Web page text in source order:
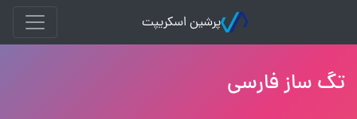
پرشین اسکریپت
تگ ساز فارسی